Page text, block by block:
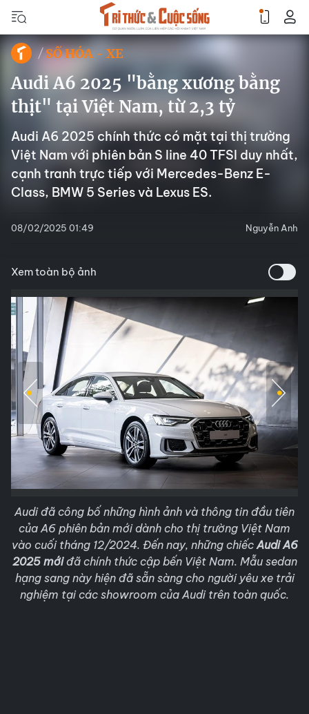
SỐ HÓA - XE
Audi A6 2025 "bằng xương bằng
thịt" tại Việt Nam, từ 2,3 tỷ
Audi A6 2025 chính thức có mặt tại thị trường
Việt Nam với phiên bản S line 40 TFSI duy nhất,
cạnh tranh trực tiếp với Mercedes-Benz E-
Class, BMW 5 Series và Lexus ES.
08/02/2025 01:49 Nguyễn Anh
Xem toàn bộ ảnh
Audi đã công bố những hình ảnh và thông tin đầu tiên
của A6 phiên bản mới dành cho thị trường Việt Nam
vào cuối tháng 12/2024. Đến nay, những chiếcAudi A6
2025 mớiđã chính thức cập bến Việt Nam. Mẫu sedan
hạng sang này hiện đã sẵn sàng cho người yêu xe trải
nghiệm tại các showroom của Audi trên toàn quốc.